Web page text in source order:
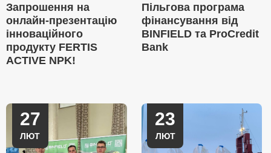
Запрошення на
онлайн-презентацію
інноваційного
продукту FERTIS
ACTIVE NPK!
Пільгова програма
фінансування від
BINFIELD та ProCredit
Bank
27
ЛЮТ
23
ЛЮТ